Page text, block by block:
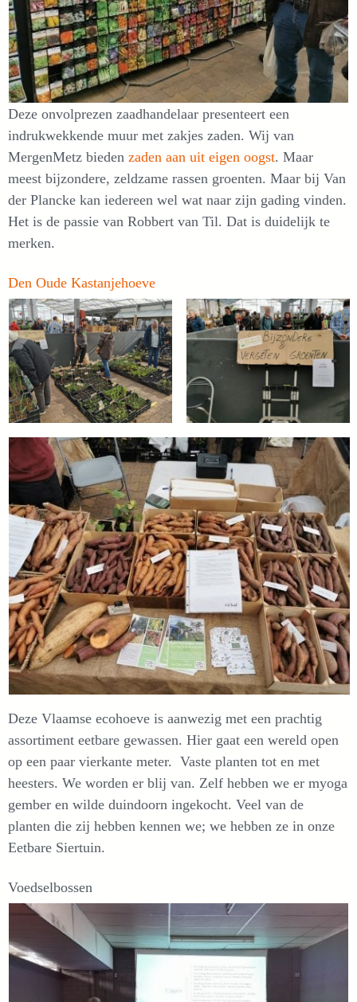
Deze onvolprezen zaadhandelaar presenteert een
indrukwekkende muur met zakjes zaden. Wij van
MergenMetz bieden zaden aan uit eigen oogst. Maar
meest bijzondere, zeldzame rassen groenten. Maar bij Van
der Plancke kan iedereen wel wat naar zijn gading vinden.
Het is de passie van Robbert van Til. Dat is duidelijk te
merken.
Den Oude Kastanjehoeve
Deze Vlaamse ecohoeve is aanwezig met een prachtig
assortiment eetbare gewassen. Hier gaat een wereld open
op een paar vierkante meter. Vaste planten tot en met
heesters. We worden er blij van. Zelf hebben we er myoga
gember en wilde duindoorn ingekocht. Veel van de
planten die zij hebben kennen we; we hebben ze in onze
Eetbare Siertuin.
Voedselbossen